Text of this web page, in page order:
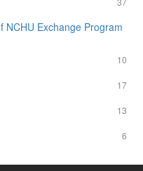
NCHU Exchange Program
10
17
13
6